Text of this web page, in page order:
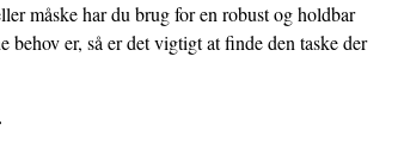
måske har du brug for en robust og holdbar
er, så er det vigtigt at finde den taske der